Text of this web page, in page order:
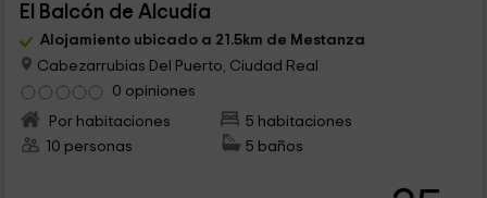
El Balcón de Alcudia
Alojamiento ubicado a 21.5km de Mestanza
Cabezarrubias Del Puerto, Ciudad Real
0 opiniones
Por habitaciones
5 habitaciones
10 personas
5 baños